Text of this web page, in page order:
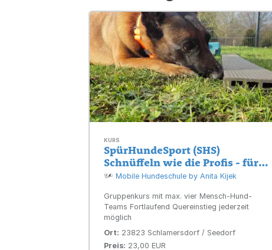
KURS
SpürHundeSport (SHS)
Schnüffeln wie die Profis - für
JederHund !
Mobile Hundeschule by Anita Kijek
Gruppenkurs mit max. vier Mensch-Hund-
Teams Fortlaufend Quereinstieg jederzeit
möglich
Ort: 23823 Schlamersdorf / Seedorf
Preis: 23,00 EUR